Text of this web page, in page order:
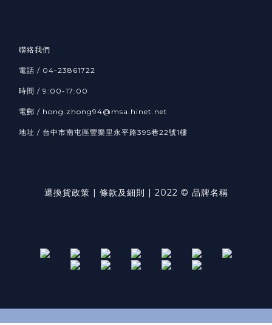
聯絡我們
電話 / 04-23861722
時間 / 9:00-17:00
電郵 / hong.zhong94@msa.hinet.net
地址 / 台中市南屯區豐樂里永平路395巷22號1樓
退換貨政策 | 條款及細則 | 2022 © 品牌名稱